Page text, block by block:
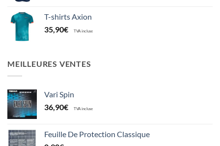
T-shirts Axion
35,90€ TVA incluse
MEILLEURES VENTES
Vari Spin
36,90€ TVA incluse
Feuille De Protection Classique